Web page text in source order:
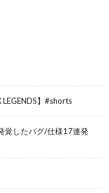
】#shorts
覚したバグ/仕様17連発